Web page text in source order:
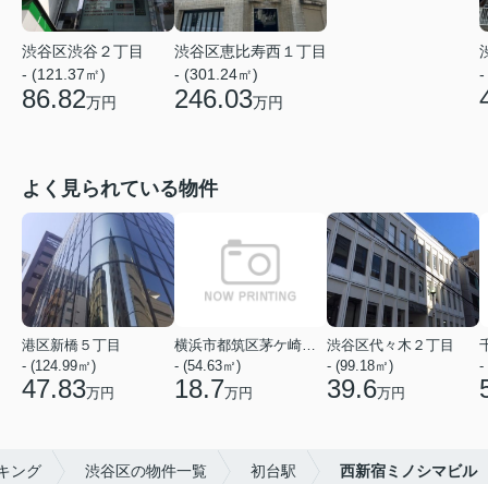
渋谷区渋谷２丁目
- (121.37㎡)
86.82万円
渋谷区恵比寿西１丁目
- (301.24㎡)
246.03万円
-
よく見られている物件
港区新橋５丁目
- (124.99㎡)
47.83万円
- (54.63㎡)
18.7万円
渋谷区代々木２丁目
- (99.18㎡)
39.6万円
-
ング 渋谷区の物件一覧 初台駅 西新宿ミノシマビル